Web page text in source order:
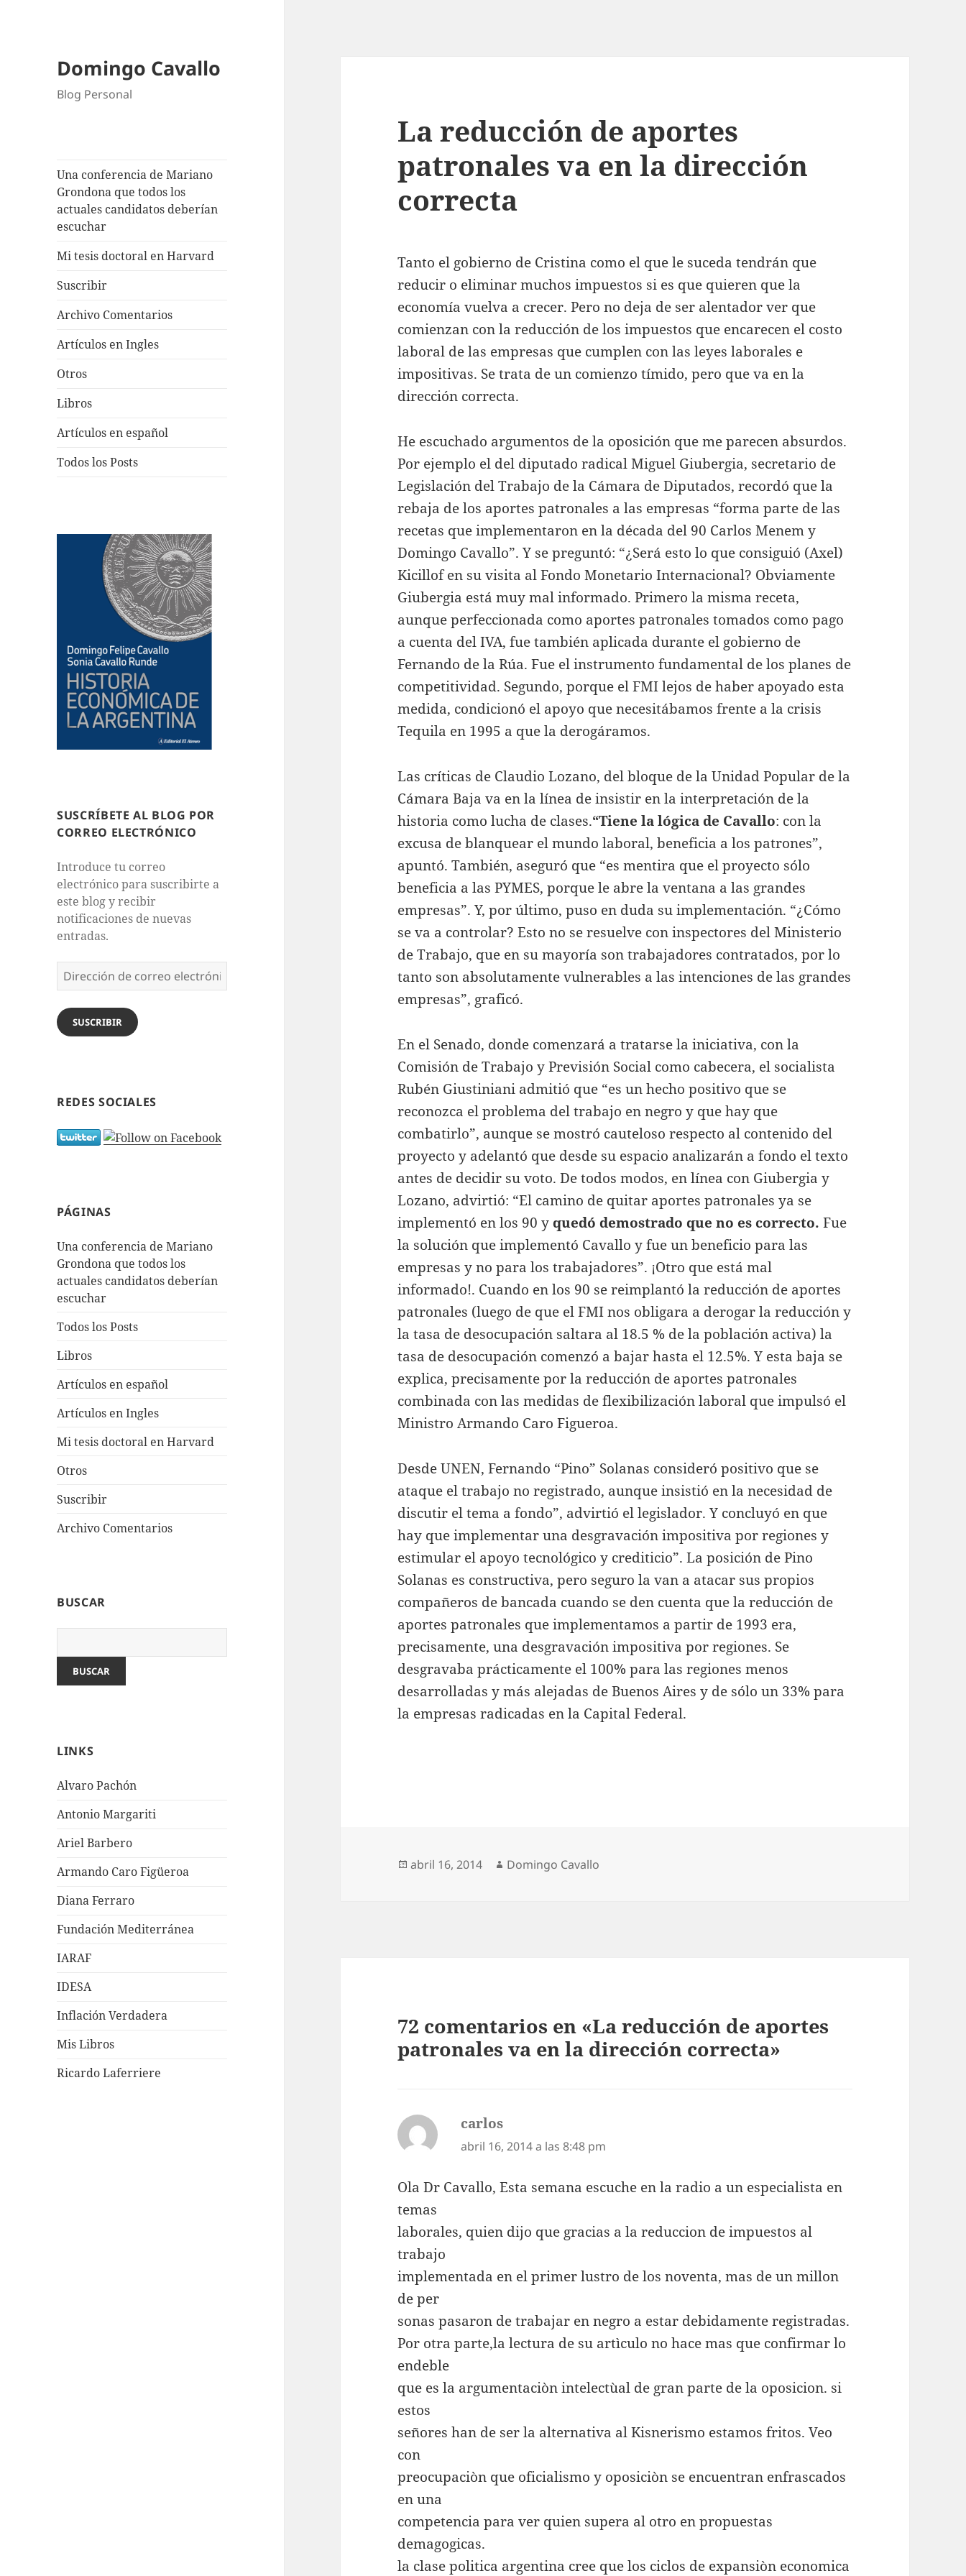
Domingo Cavallo
Blog Personal
Una conferencia de Mariano
Grondona que todos los
actuales candidatos deberían
escuchar
Mi tesis doctoral en Harvard
Suscribir
Archivo Comentarios
Artículos en Ingles
Otros
Libros
Artículos en español
Todos los Posts
SUSCRÍBETE AL BLOG POR
CORREO ELECTRÓNICO
Introduce tu correo
electrónico para suscribirte a
este blog y recibir
notificaciones de nuevas
entradas.
Dirección
de
correo
electrónico
SUSCRIBIR
REDES SOCIALES
PÁGINAS
Una conferencia de Mariano
Grondona que todos los
actuales candidatos deberían
escuchar
Todos los Posts
Libros
Artículos en español
Artículos en Ingles
Mi tesis doctoral en Harvard
Otros
Suscribir
Archivo Comentarios
BUSCAR
LINKS
Alvaro Pachón
Antonio Margariti
Ariel Barbero
Armando Caro Figüeroa
Diana Ferraro
Fundación Mediterránea
IARAF
IDESA
Inflación Verdadera
Mis Libros
Ricardo Laferriere
La reducción de aportes
patronales va en la dirección
correcta
Tanto el gobierno de Cristina como el que le suceda tendrán que
reducir o eliminar muchos impuestos si es que quieren que la
economía vuelva a crecer. Pero no deja de ser alentador ver que
comienzan con la reducción de los impuestos que encarecen el costo
laboral de las empresas que cumplen con las leyes laborales e
impositivas. Se trata de un comienzo tímido, pero que va en la
dirección correcta.
He escuchado argumentos de la oposición que me parecen absurdos.
Por ejemplo el del diputado radical Miguel Giubergia, secretario de
Legislación del Trabajo de la Cámara de Diputados, recordó que la
rebaja de los aportes patronales a las empresas “forma parte de las
recetas que implementaron en la década del 90 Carlos Menem y
Domingo Cavallo”. Y se preguntó: “¿Será esto lo que consiguió (Axel)
Kicillof en su visita al Fondo Monetario Internacional? Obviamente
Giubergia está muy mal informado. Primero la misma receta,
aunque perfeccionada como aportes patronales tomados como pago
a cuenta del IVA, fue también aplicada durante el gobierno de
Fernando de la Rúa. Fue el instrumento fundamental de los planes de
competitividad. Segundo, porque el FMI lejos de haber apoyado esta
medida, condicionó el apoyo que necesitábamos frente a la crisis
Tequila en 1995 a que la derogáramos.
Las críticas de Claudio Lozano, del bloque de la Unidad Popular de la
Cámara Baja va en la línea de insistir en la interpretación de la
historia como lucha de clases.“Tiene la lógica de Cavallo: con la
excusa de blanquear el mundo laboral, beneficia a los patrones”,
apuntó. También, aseguró que “es mentira que el proyecto sólo
beneficia a las PYMES, porque le abre la ventana a las grandes
empresas”. Y, por último, puso en duda su implementación. “¿Cómo
se va a controlar? Esto no se resuelve con inspectores del Ministerio
de Trabajo, que en su mayoría son trabajadores contratados, por lo
tanto son absolutamente vulnerables a las intenciones de las grandes
empresas”, graficó.
En el Senado, donde comenzará a tratarse la iniciativa, con la
Comisión de Trabajo y Previsión Social como cabecera, el socialista
Rubén Giustiniani admitió que “es un hecho positivo que se
reconozca el problema del trabajo en negro y que hay que
combatirlo”, aunque se mostró cauteloso respecto al contenido del
proyecto y adelantó que desde su espacio analizarán a fondo el texto
antes de decidir su voto. De todos modos, en línea con Giubergia y
Lozano, advirtió: “El camino de quitar aportes patronales ya se
implementó en los 90 y quedó demostrado que no es correcto.Fue
la solución que implementó Cavallo y fue un beneficio para las
empresas y no para los trabajadores”. ¡Otro que está mal
informado!. Cuando en los 90 se reimplantó la reducción de aportes
patronales (luego de que el FMI nos obligara a derogar la reducción y
la tasa de desocupación saltara al 18.5 % de la población activa) la
tasa de desocupación comenzó a bajar hasta el 12.5%. Y esta baja se
explica, precisamente por la reducción de aportes patronales
combinada con las medidas de flexibilización laboral que impulsó el
Ministro Armando Caro Figueroa.
Desde UNEN, Fernando “Pino” Solanas consideró positivo que se
ataque el trabajo no registrado, aunque insistió en la necesidad de
discutir el tema a fondo”, advirtió el legislador. Y concluyó en que
hay que implementar una desgravación impositiva por regiones y
estimular el apoyo tecnológico y crediticio”. La posición de Pino
Solanas es constructiva, pero seguro la van a atacar sus propios
compañeros de bancada cuando se den cuenta que la reducción de
aportes patronales que implementamos a partir de 1993 era,
precisamente, una desgravación impositiva por regiones. Se
desgravaba prácticamente el 100% para las regiones menos
desarrolladas y más alejadas de Buenos Aires y de sólo un 33% para
la empresas radicadas en la Capital Federal.
Publicado
abril 16, 2014 Autor
Domingo Cavallo
72 comentarios en «La reducción de aportes
patronales va en la dirección correcta»
carlos
abril 16, 2014 a las 8:48 pm
Ola Dr Cavallo, Esta semana escuche en la radio a un especialista en
temas
laborales, quien dijo que gracias a la reduccion de impuestos al
trabajo
implementada en el primer lustro de los noventa, mas de un millon
de per
sonas pasaron de trabajar en negro a estar debidamente registradas.
Por otra parte,la lectura de su artìculo no hace mas que confirmar lo
endeble
que es la argumentaciòn intelectùal de gran parte de la oposicion. si
estos
señores han de ser la alternativa al Kisnerismo estamos fritos. Veo
con
preocupaciòn que oficialismo y oposiciòn se encuentran enfrascados
en una
competencia para ver quien supera al otro en propuestas
demagogicas.
la clase politica argentina cree que los ciclos de expansiòn economica